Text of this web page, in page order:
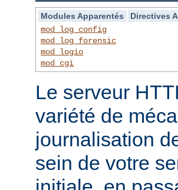
Modules Apparentés
Directives
mod_log_config
mod_log_forensic
mod_logio
mod_cgi
Le serveur
variété de
journalisation
sein de votre